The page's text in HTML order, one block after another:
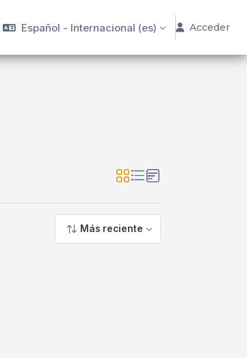
Español - Internacional ‎(es)‎ Acceder
Más reciente